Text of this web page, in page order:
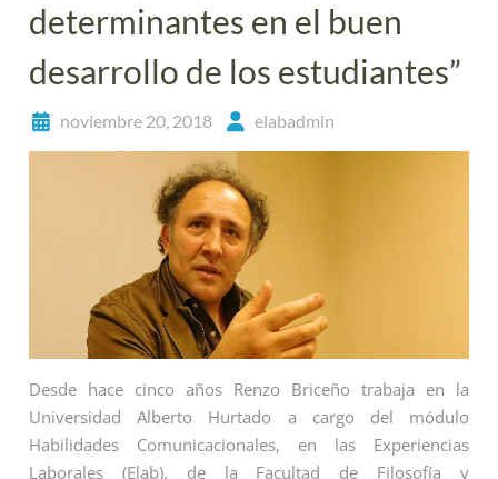
determinantes en el buen
desarrollo de los estudiantes”
noviembre 20, 2018 elabadmin
Desde hace cinco años Renzo Briceño trabaja en la
Universidad Alberto Hurtado a cargo del módulo
Habilidades Comunicacionales, en las Experiencias
Laborales (Elab), de la Facultad de Filosofía y